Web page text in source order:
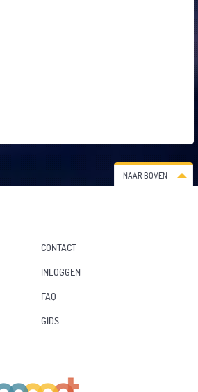
NAAR BOVEN
CONTACT
INLOGGEN
FAQ
GIDS